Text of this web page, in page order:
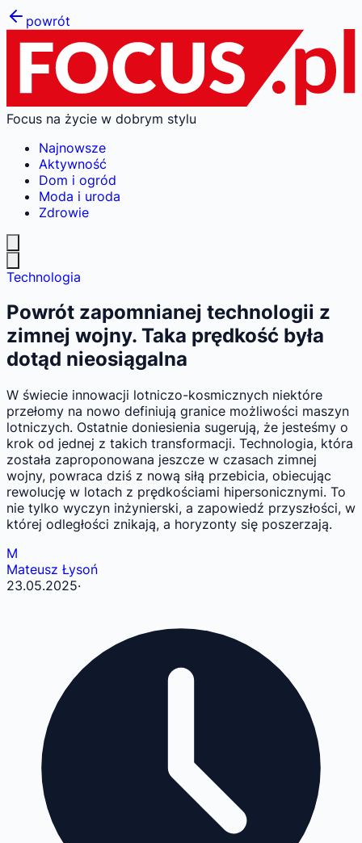
powrót
Focus na życie w dobrym stylu
Najnowsze
Aktywność
Dom i ogród
Moda i uroda
Zdrowie
Technologia
Powrót zapomnianej technologii z
zimnej wojny. Taka prędkość była
dotąd nieosiągalna
W świecie innowacji lotniczo-kosmicznych niektóre
przełomy na nowo definiują granice możliwości maszyn
lotniczych. Ostatnie doniesienia sugerują, że jesteśmy o
krok od jednej z takich transformacji. Technologia, która
została zaproponowana jeszcze w czasach zimnej
wojny, powraca dziś z nową siłą przebicia, obiecując
rewolucję w lotach z prędkościami hipersonicznymi. To
nie tylko wyczyn inżynierski, a zapowiedź przyszłości, w
której odległości znikają, a horyzonty się poszerzają.
M
Mateusz Łysoń
23.05.2025·